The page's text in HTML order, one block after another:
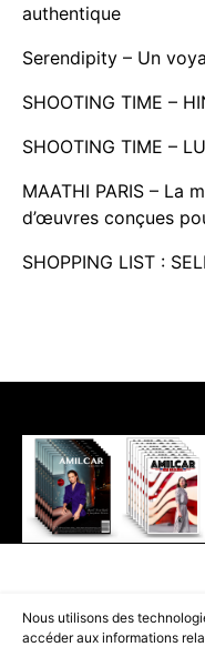
Nous utilisons des
accéder aux informations
authentique
Serendipity – Un
SHOOTING TIME –
SHOOTING TIME –
MAATHI PARIS – La
d’œuvres conçues
SHOPPING LIST :
PART OF THEAMILCAR